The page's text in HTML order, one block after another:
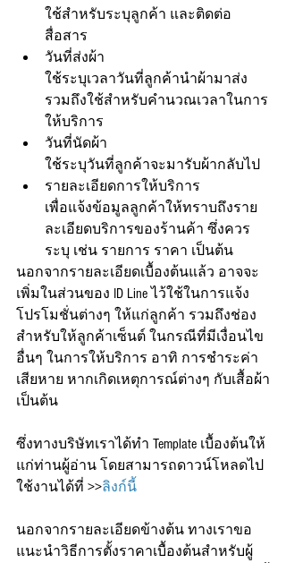
ใช้สำหรับระบุลูกค้า และติดต่อ
สื่อสาร
วันที่ส่งผ้า
ใช้ระบุเวลาวันที่ลูกค้านำผ้ามาส่ง
รวมถึงใช้สำหรับคำนวณเวลาในการ
ให้บริการ
วันที่นัดผ้า
ใช้ระบุวันที่ลูกค้าจะมารับผ้ากลับไป
รายละเอียดการให้บริการ
เพื่อแจ้งข้อมูลลูกค้าให้ทราบถึงราย
ละเอียดบริการของร้านค้า ซึ่งควร
ระบุ เช่น รายการ ราคา เป็นต้น
นอกจากรายละเอียดเบื้องต้นแล้ว อาจจะ
เพิ่มในส่วนของ ID Line ไว้ใช้ในการแจ้ง
โปรโมชั่นต่างๆ ให้แก่ลูกค้า รวมถึงช่อง
สำหรับให้ลูกค้าเซ็นต์ ในกรณีที่มีเงื่อนไข
อื่นๆ ในการให้บริการ อาทิ การชำระค่า
เสียหาย หากเกิดเหตุการณ์ต่างๆ กับเสื้อผ้า
เป็นต้น
ซึ่งทางบริษัทเราได้ทำ Template เบื้องต้นให้
แก่ท่านผู้อ่าน โดยสามารถดาวน์โหลดไป
ใช้งานได้ที่ >>ลิงก์นี้
นอกจากรายละเอียดข้างต้น ทางเราขอ
แนะนำวิธีการตั้งราคาเบื้องต้นสำหรับผู้